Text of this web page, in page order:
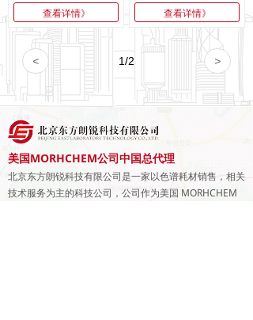
查看详情》 查看详情》
< >
1/2
北京东方朗锐科技有限公司是一家以色谱耗材销售，相关
技术服务为主的科技公司，公司作为美国 MORHCHEM
美国MORHCHEM公司中国总代理